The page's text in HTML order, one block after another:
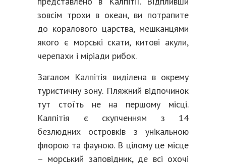
зовсім трохи в океан, ви потрапите
до коралового царства, мешканцями
якого є морські скати, китові акули,
черепахи і міріади рибок.
Загалом Калпітія виділена в окрему
туристичну зону. Пляжний відпочинок
тут стоїть не на першому місці.
Калпітія є скупченням з 14
безлюдних островків з унікальною
флорою та фауною. В цілому це місце
– морський заповідник, де всі охочі